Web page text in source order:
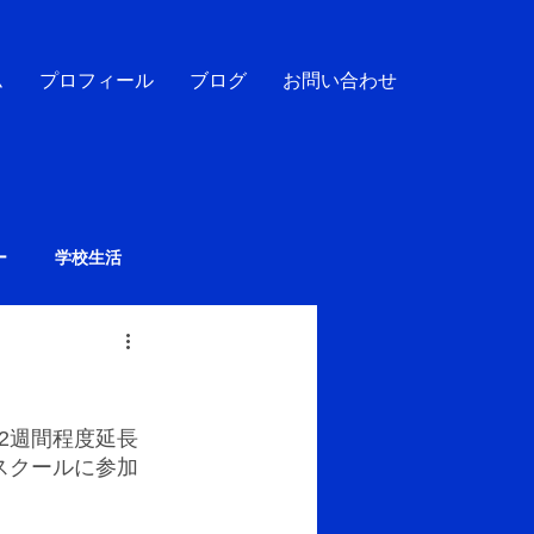
プロフィール ブログ お問い合わせ
学校生活
週間程度延長
クールに参加